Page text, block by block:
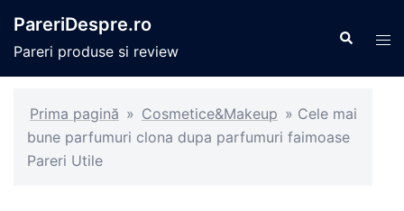
conținut
PareriDespre.ro
Pareri produse si review
Caută
Prima pagină » Cosmetice&Makeup » Cele mai
bune parfumuri clona dupa parfumuri faimoase
Pareri Utile